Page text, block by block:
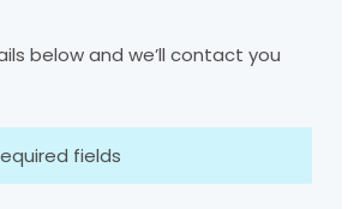
below and we’ll contact you
fields